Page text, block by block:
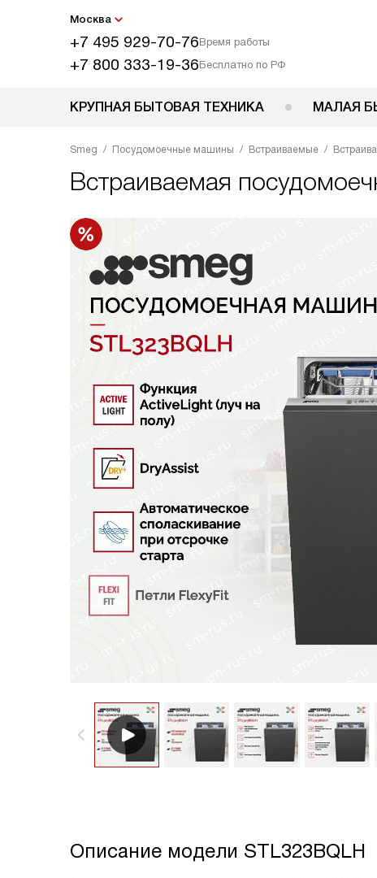
Москва
+7 495 929-70-76Время работы
+7 800 333-19-36Бесплатно по РФ
КРУПНАЯ БЫТОВАЯ ТЕХНИКА МАЛАЯ
Smeg Посудомоечные машины Встраиваемые
Встраиваемая
Описание модели STL323BQLH